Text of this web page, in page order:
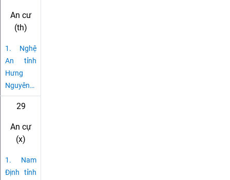
An cư
(th)
1. Nghệ
An tỉnh
Hưng
Nguyên…
29
An cự
(x)
1. Nam
Định tỉnh